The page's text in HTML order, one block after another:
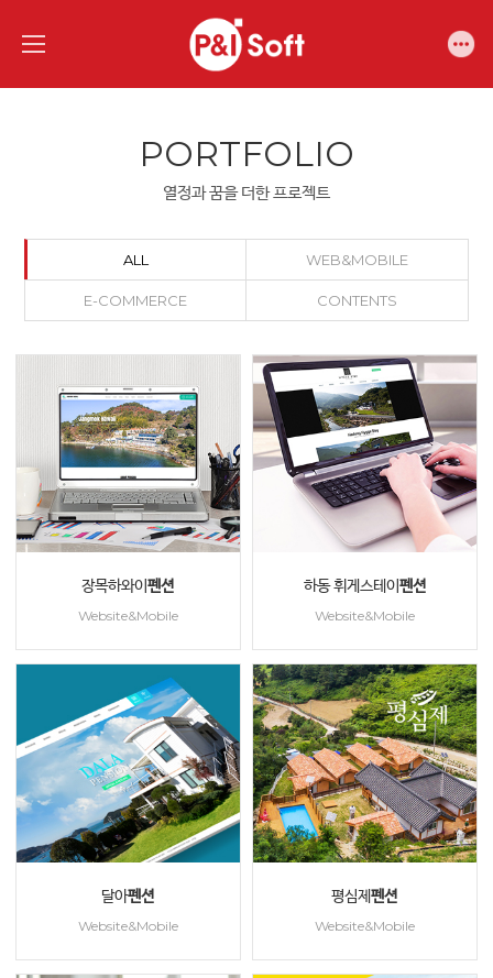
PORTFOLIO
열정과 꿈을 더한 프로젝트
ALL WEB&MOBILE
E-COMMERCE CONTENTS
장목하와이펜션
Website&Mobile
하동 휘게스테이 펜션
Website&Mobile
달아펜션
Website&Mobile
평심제펜션
Website&Mobile